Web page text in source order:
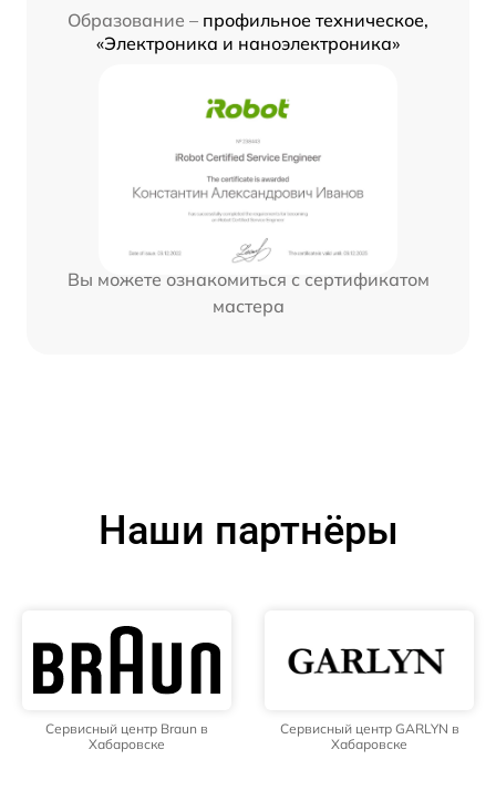
Образование – профильное техническое,
«Электроника и наноэлектроника»
Вы можете ознакомиться с сертификатом
мастера
Наши партнёры
Сервисный центр Braun в
Хабаровске
Сервисный центр GARLYN в
Хабаровске